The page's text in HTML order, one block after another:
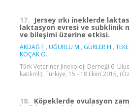
17. Jersey ırkı ineklerde
laktasyon evresi ve subklinik
ve bileşimi üzerine etkisi.
AKDAĞ F., UĞURLU M., GÜRLER H.,
KOÇAK Ö.
Türk Veteriner Jinekoloji Derneği 6.
katılımlı), Türkiye, 15 - 18 Ekim 2015,
18. Köpeklerde ovulasyon